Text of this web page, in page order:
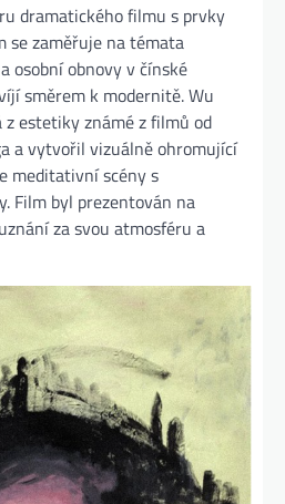
dramatického filmu s prvky
se zaměřuje na témata
osobní obnovy v čínské
směrem k modernitě. Wu
z estetiky známé z filmů od
a vytvořil vizuálně ohromující
meditativní scény s
Film byl prezentován na
za svou atmosféru a